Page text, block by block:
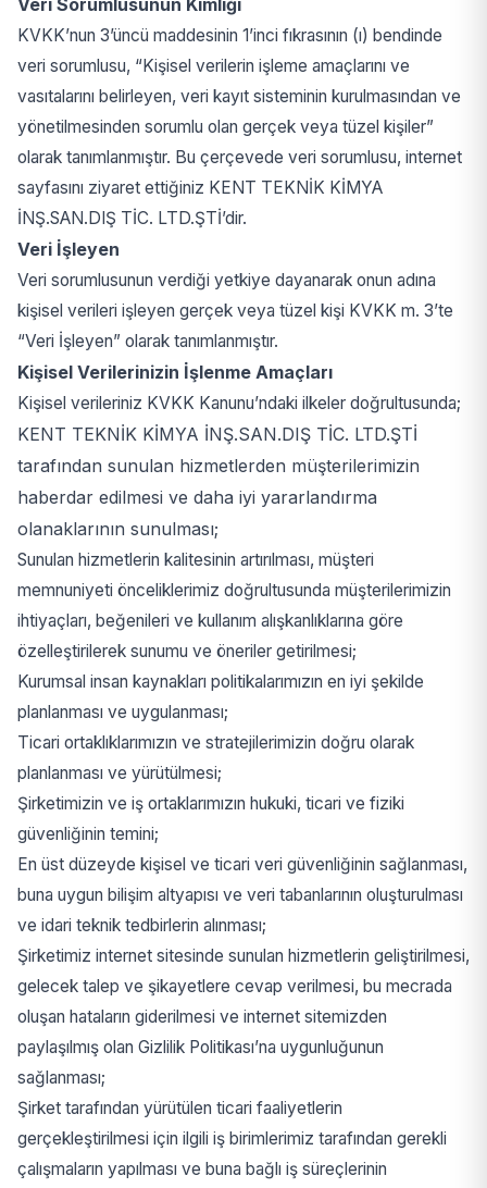
Veri Sorumlusunun Kimliği
KVKK’nun 3’üncü maddesinin 1’inci fıkrasının (ı) bendinde
veri sorumlusu, “Kişisel verilerin işleme amaçlarını ve
vasıtalarını belirleyen, veri kayıt sisteminin kurulmasından ve
yönetilmesinden sorumlu olan gerçek veya tüzel kişiler”
olarak tanımlanmıştır. Bu çerçevede veri sorumlusu, internet
sayfasını ziyaret ettiğiniz KENT TEKNİK KİMYA
İNŞ.SAN.DIŞ TİC. LTD.ŞTİ’dir.
Veri İşleyen
Veri sorumlusunun verdiği yetkiye dayanarak onun adına
kişisel verileri işleyen gerçek veya tüzel kişi KVKK m. 3’te
“Veri İşleyen” olarak tanımlanmıştır.
Kişisel Verilerinizin İşlenme Amaçları
Kişisel verileriniz KVKK Kanunu’ndaki ilkeler doğrultusunda;
KENT TEKNİK KİMYA İNŞ.SAN.DIŞ TİC. LTD.ŞTİ
tarafından sunulan hizmetlerden müşterilerimizin
haberdar edilmesi ve daha iyi yararlandırma
olanaklarının sunulması;
Sunulan hizmetlerin kalitesinin artırılması, müşteri
memnuniyeti önceliklerimiz doğrultusunda müşterilerimizin
ihtiyaçları, beğenileri ve kullanım alışkanlıklarına göre
özelleştirilerek sunumu ve öneriler getirilmesi;
Kurumsal insan kaynakları politikalarımızın en iyi şekilde
planlanması ve uygulanması;
Ticari ortaklıklarımızın ve stratejilerimizin doğru olarak
planlanması ve yürütülmesi;
Şirketimizin ve iş ortaklarımızın hukuki, ticari ve fiziki
güvenliğinin temini;
En üst düzeyde kişisel ve ticari veri güvenliğinin sağlanması,
buna uygun bilişim altyapısı ve veri tabanlarının oluşturulması
ve idari teknik tedbirlerin alınması;
Şirketimiz internet sitesinde sunulan hizmetlerin geliştirilmesi,
gelecek talep ve şikayetlere cevap verilmesi, bu mecrada
oluşan hataların giderilmesi ve internet sitemizden
paylaşılmış olan Gizlilik Politikası’na uygunluğunun
sağlanması;
Şirket tarafından yürütülen ticari faaliyetlerin
gerçekleştirilmesi için ilgili iş birimlerimiz tarafından gerekli
çalışmaların yapılması ve buna bağlı iş süreçlerinin